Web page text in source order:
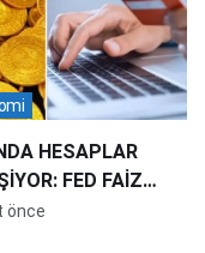
HESAPLAR
FED FAİZ
DE YENİ
önce